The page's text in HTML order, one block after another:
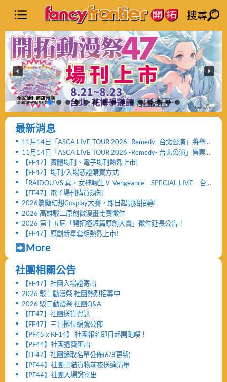
搜尋
最新消息
11月14日「ASCA LIVE TOUR 2026 -Remedy- 台北公演」將舉
辦「FF47迷你演唱會」與「致贈小禮物活動」
11月14日「ASCA LIVE TOUR 2026 -Remedy- 台北公演」售票
網頁公開及女性粉絲看台區設置公告！！
【FF47】實體場刊、電子場刊熱烈上市!
【FF47】場刊/入場憑證購買方式
「RAIDOU VS 真・女神轉生Ⅴ Vengeance SPECIAL LIVE 台
北公演」活動取消及退票服務相關公告
【FF47】電子場刊購買須知
2026驚豔幻想Cosplay大賽，即日起開始招募!
2026 高雄駁二原創微漫畫比賽徵件
2026 第十五屆「開拓極短篇原創大賞」徵件延長公告！
【FF47】原創新星套組熱烈上市!
More
社團相關公告
【FF47】社團入場證寄出
2026 駁二動漫祭 社團熱烈招募中
2026 駁二動漫祭 社團Q&A
【FF47】社團送貨資訊
【FF47】三日攤位編號公佈
【PF45 x RF14】 社團報名即日起開跑嘍！
【PF44】社團退費匯出
【FF47】社團錄取名單公佈(6/8更新)
【PF44】社團黑貓貨物前夜送達清單
【PF44】社團入場證寄出